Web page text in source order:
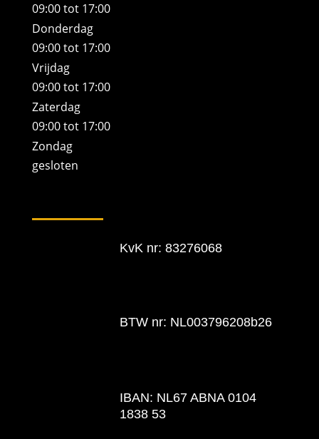
09:00 tot 17:00
Donderdag
09:00 tot 17:00
Vrijdag
09:00 tot 17:00
Zaterdag
09:00 tot 17:00
Zondag
gesloten
KvK nr: 83276068
BTW nr: NL003796208b26
IBAN: NL67 ABNA 0104
1838 53